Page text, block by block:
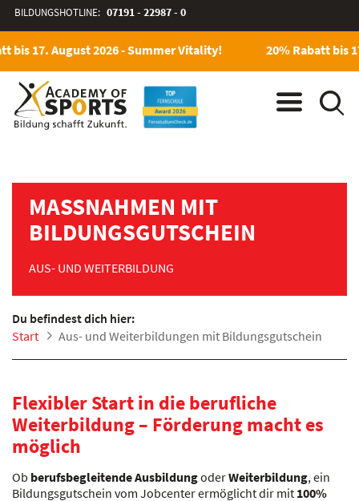
BILDUNGSHOTLINE: 07191 - 22987 - 0
bis 17. August 2026 - Summer Vitality! 20% Rabatt bis
MASSNAHMEN MIT B
ILDUNGSGUTSCHEIN
AUS- UND WEITERBILDUNG
Du befindest dich hier:
Start
Aus- und Weiterbildungen mit Bildungsgutschein
Flexibler Start in die berufliche
Weiterbildung – Förderung macht es
möglich
Ob berufsbegleitende AusbildungoderWeiterbildung, ein
Bildungsgutschein vom Jobcenter ermöglicht dir mit 100%